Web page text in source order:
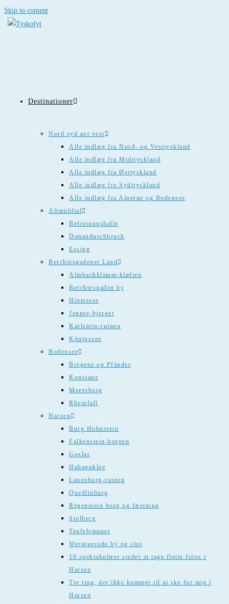
Skip to content
Destinationer
Nord syd øst vest
Alle indlæg fra Nord- og Vesttyskland
Alle indlæg fra Midttyskland
Alle indlæg fra Østtyskland
Alle indlæg fra Sydttyskland
Alle indlæg fra Alperne og Bodensee
Altmühltal
Befreiungshalle
Donaudurchbruch
Essing
Berchtesgadener Land
Almbachklamm-kløften
Berchtesgaden by
Hintersee
Jenner-bjerget
Karlstein-ruinen
Königssee
Bodensee
Bregenz og Pfänder
Konstanz
Meersburg
Rheinfall
Harzen
Burg Hohnstein
Falkenstein-borgen
Goslar
Hahnenklee
Lauenburg-ruinen
Quedlinburg
Regenstein borg og fæstning
Stolberg
Teufelsmauer
Wernigerode by og slot
10 spektakulære steder at tage flotte fotos i
Harzen
Tre ting, der ikke kommer til at ske for mig i
Harzen